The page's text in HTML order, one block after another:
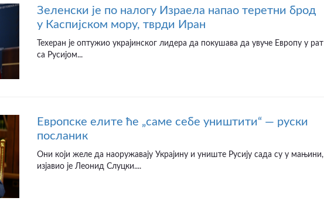
Зеленски је по налогу Израела напао теретни брод
у Каспијском мору, тврди Иран
Техеран је оптужио украјинског лидера да покушава да увуче Европу у рат
са Русијом...
Европске елите ће „саме себе уништити“ — руски
посланик
Они који желе да наоружавају Украјину и униште Русију сада су у мањини,
изјавио је Леонид Слуцки....